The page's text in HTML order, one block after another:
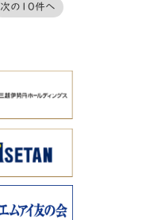
次の10件へ